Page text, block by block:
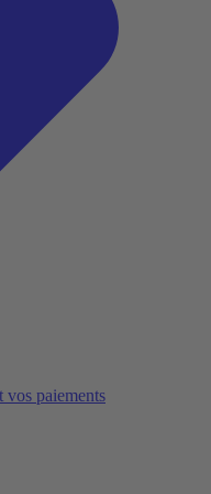
vos paiements